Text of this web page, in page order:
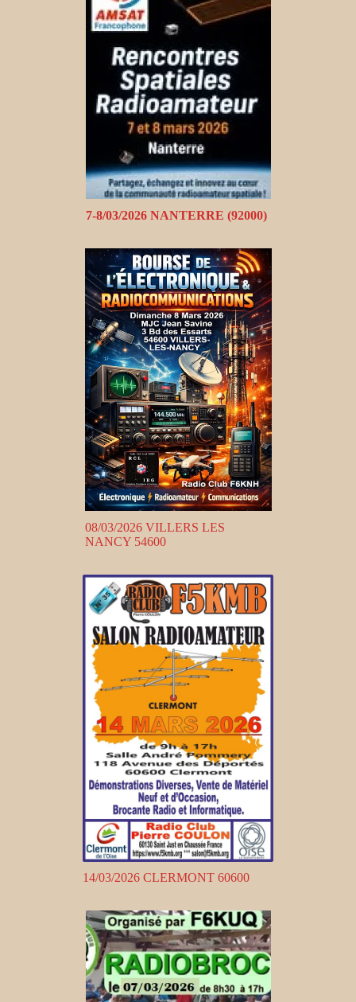
7-8/03/2026 NANTERRE (92000)
08/03/2026 VILLERS LES
NANCY 54600
14/03/2026 CLERMONT 60600